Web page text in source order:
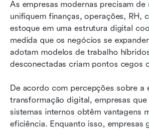
As empresas modernas precisam de
unifiquem finanças, operações, RH,
estoque em uma estrutura digital
medida que os negócios se
adotam modelos de trabalho
desconectadas criam pontos cegos
De acordo com percepções sobre a
transformação digital, empresas que
sistemas internos obtêm vantagens
eficiência. Enquanto isso, empresas
fluxos de trabalho de recursos
Como escolher o software ERM
Futuro da Enterprise Resource
Perguntas frequentes
Leitura relacionada